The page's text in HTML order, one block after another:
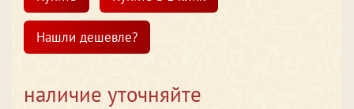
Нашли дешевле?
наличие уточняйте